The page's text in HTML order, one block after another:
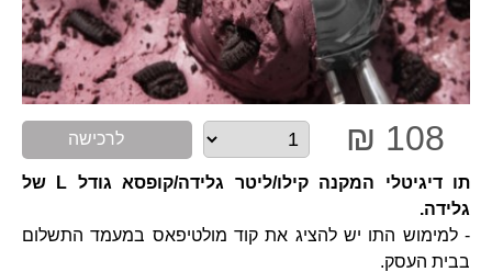
108 ₪ לרכישה
תו דיגיטלי המקנה קילו/ליטר גלידה/קופסא גודל L של
גלידה.
- למימוש התו יש להציג את קוד מולטיפאס במעמד התשלום
בבית העסק.